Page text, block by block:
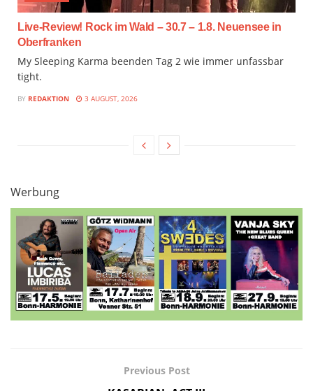
Live-Review! Rock im Wald – 30.7 – 1.8. Neuensee in
Oberfranken
My Sleeping Karma beenden Tag 2 wie immer unfassbar
tight.
BY REDAKTION 3 AUGUST, 2026
Werbung
Previous Post